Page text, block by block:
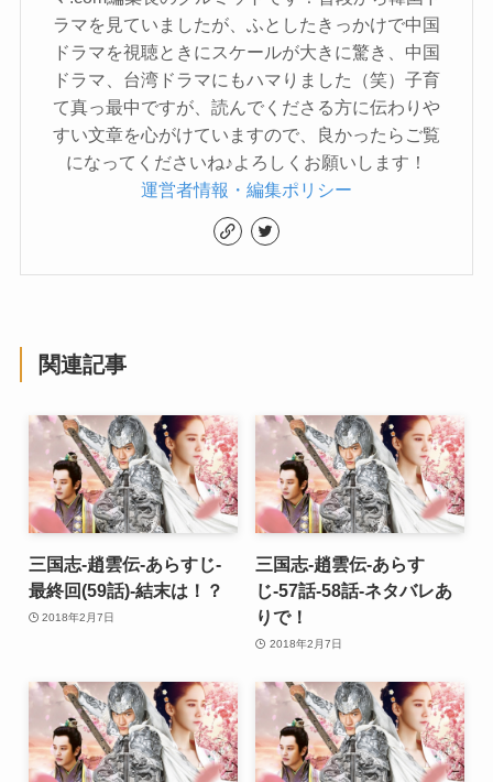
ラマを見ていましたが、ふとしたきっかけで中国
ドラマを視聴ときにスケールが大きに驚き、中国
ドラマ、台湾ドラマにもハマりました（笑）子育
て真っ最中ですが、読んでくださる方に伝わりや
すい文章を心がけていますので、良かったらご覧
になってくださいね♪よろしくお願いします！
運営者情報・編集ポリシー
関連記事
三国志-趙雲伝-あらすじ-
最終回(59話)-結末は！？
2018年2月7日
三国志-趙雲伝-あらす
じ-57話-58話-ネタバレあ
りで！
2018年2月7日